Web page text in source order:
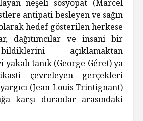
neşeli sosyopat (Marcel
antipati besleyen ve sağın
hedef gösterilen herkese
dağıtımcılar ve insani bir
açıklamaktan
tanık (George Géret) ya
çevreleyen gerçekleri
(Jean-Louis Trintignant)
karşı duranlar arasındaki